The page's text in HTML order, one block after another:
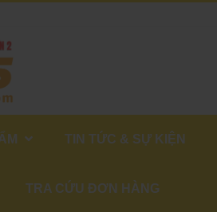
TIN TỨC & SỰ KIỆN
TRA CỨU ĐƠN HÀNG